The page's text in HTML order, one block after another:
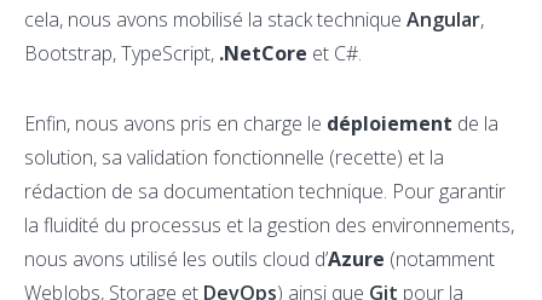
cela, nous avons mobilisé la stack technique Angular,
Bootstrap, TypeScript, .NetCore et C#.
Enfin, nous avons pris en charge le déploiement de la
solution, sa validation fonctionnelle (recette) et la
rédaction de sa documentation technique. Pour garantir
la fluidité du processus et la gestion des environnements,
nous avons utilisé les outils cloud d’Azure (notamment
WebJobs, Storage et DevOps) ainsi que Git pour la